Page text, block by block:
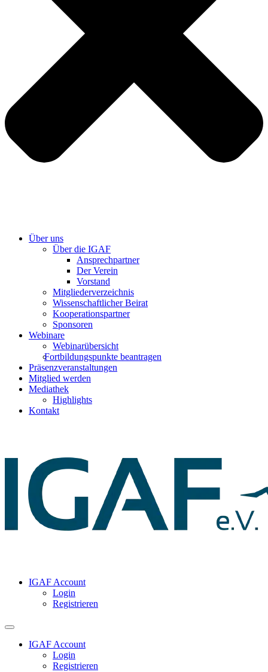
Über uns
Über die IGAF
Ansprechpartner
Der Verein
Vorstand
Mitgliederverzeichnis
Wissenschaftlicher Beirat
Kooperationspartner
Sponsoren
Webinare
Webinarübersicht
Fortbildungspunkte beantragen
Präsenzveranstaltungen
Mitglied werden
Mediathek
Highlights
Kontakt
IGAF Account
Login
Registrieren
IGAF Account
Login
Registrieren